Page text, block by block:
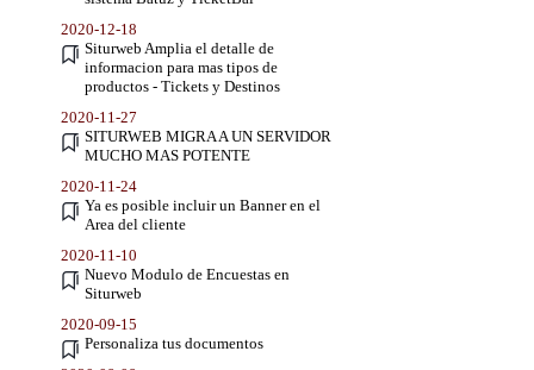
2020-12-18
Siturweb Amplia el detalle de
informacion para mas tipos de
productos - Tickets y Destinos
2020-11-27
SITURWEB MIGRA A UN SERVIDOR
MUCHO MAS POTENTE
2020-11-24
Ya es posible incluir un Banner en el
Area del cliente
2020-11-10
Nuevo Modulo de Encuestas en
Siturweb
2020-09-15
Personaliza tus documentos